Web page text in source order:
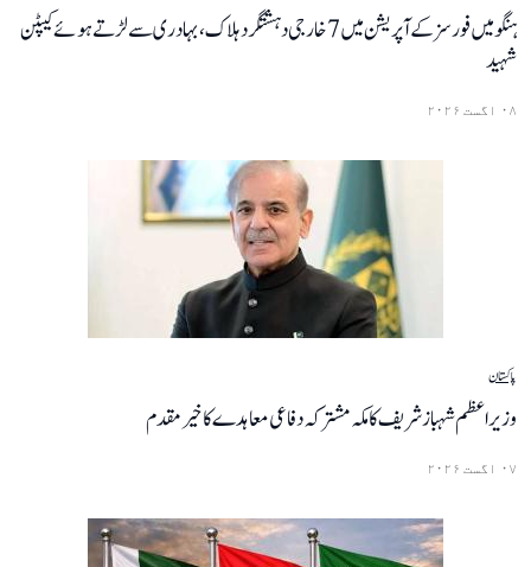
ہنگو میں فورسز کے آپریشن میں 7 خارجی دہشتگرد ہلاک، بہادری سے لڑتے ہوئے کیپٹن
شہید
۰۸ اگست ۲۰۲۶
پاکستان
وزیراعظم شہباز شریف کا مکہ مشترکہ دفاعی معاہدے کا خیرمقدم
۰۷ اگست ۲۰۲۶